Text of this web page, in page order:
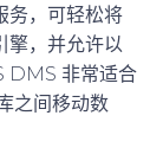
务，可轻松将
擎，并允许以
DMS 非常适合
之间移动数